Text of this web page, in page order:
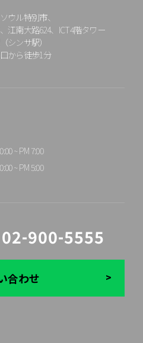
ウル特別市、
江南大路624、ICT4階タワー
シンサ駅）
から徒歩1分
~ PM 7:00
~ PM 5:00
02-900-5555
合わせ >